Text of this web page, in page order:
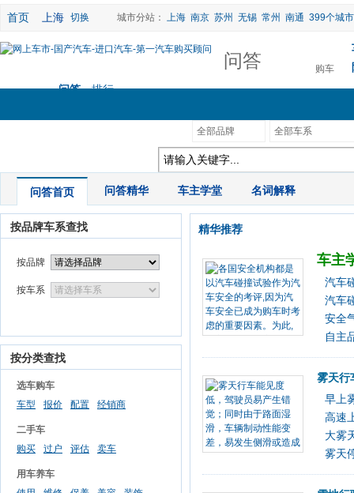
首页 上海 切换 城市分站： 上海 南京 苏州 无锡 常州 南通 399个城
问答 购车
问答
排行
全部品牌 全部车系
问答首页 问答精华 车主学堂 名词解释
按品牌车系查找
按品牌
按车系
按分类查找
选车购车
车型
报价 配置 经销商
二手车
购买
过户 评估 卖车
用车养车
精华推荐
车主
汽车
汽车
安全
自主
雾天行
早上
高速
大雾
雾天